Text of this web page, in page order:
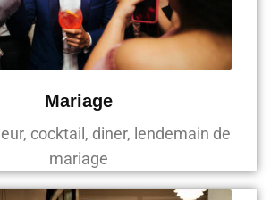
Mariage
cocktail, diner, lendemain de
mariage